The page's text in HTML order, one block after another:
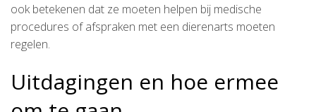
ook betekenen dat ze moeten helpen bij medische
procedures of afspraken met een dierenarts moeten
regelen.
Uitdagingen en hoe ermee